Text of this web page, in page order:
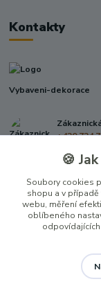
Kontakty
Vybaveni-dekorace
+420 724
info@vybaveni-
🍪
Soubory cookies
shopu a v
webu, měření
oblíbeného